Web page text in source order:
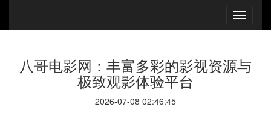
八哥电影网：丰富多彩的影视资源与
极致观影体验平台
2026-07-08 02:46:45